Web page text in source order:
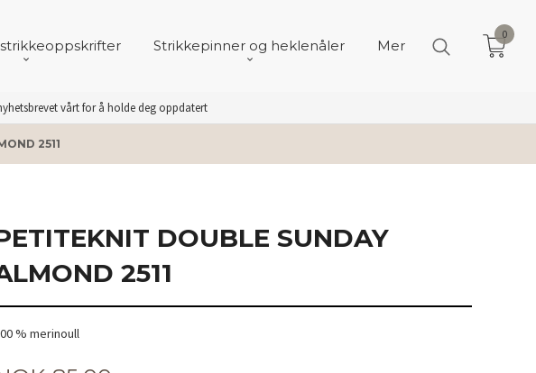
vårt for å holde deg oppdatert
Strikkepinner og heklenåler Mer
0
2511
DOUBLE SUNDAY
2511
% merinoull